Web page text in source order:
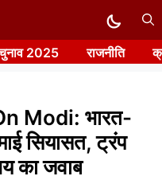
2025 राजनीति
Modi: भारत-
सियासत, ट्रंप
का जवाब